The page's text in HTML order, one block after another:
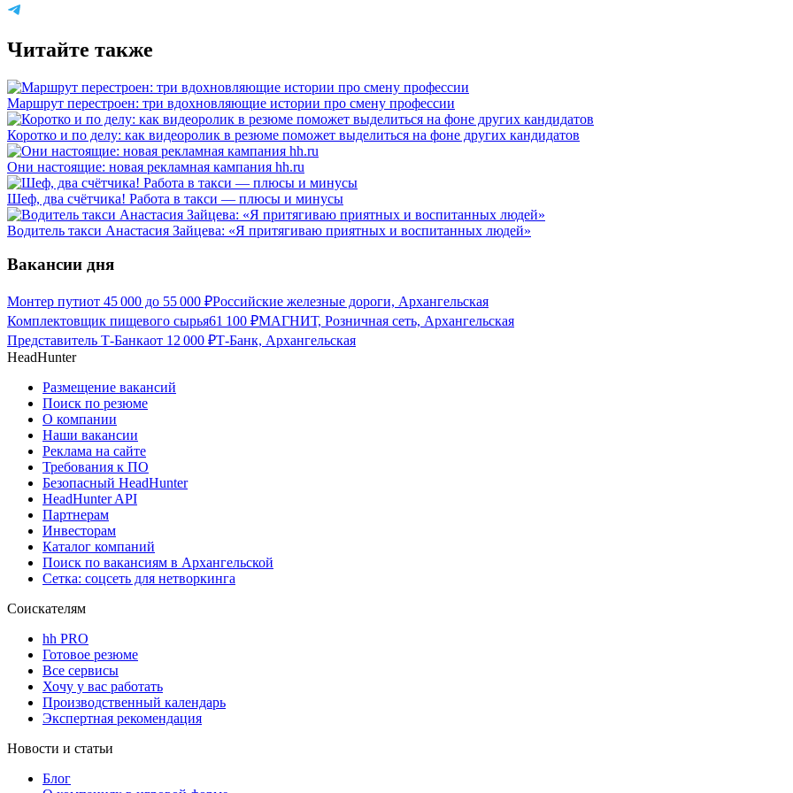
Читайте также
Маршрут перестроен: три вдохновляющие истории про смену профессии
Коротко и по делу: как видеоролик в резюме поможет выделиться на фоне других кандидатов
Они настоящие: новая рекламная кампания hh.ru
Шеф, два счётчика! Работа в такси — плюсы и минусы
Водитель такси Анастасия Зайцева: «Я притягиваю приятных и воспитанных людей»
Вакансии дня
Монтер путиот 45 000 до 55 000 ₽Российские железные дороги, Архангельская
Комплектовщик пищевого сырья61 100 ₽МАГНИТ, Розничная сеть, Архангельская
Представитель Т-Банкаот 12 000 ₽Т-Банк, Архангельская
HeadHunter
Размещение вакансий
Поиск по резюме
О компании
Наши вакансии
Реклама на сайте
Требования к ПО
Безопасный HeadHunter
HeadHunter API
Партнерам
Инвесторам
Каталог компаний
Поиск по вакансиям в Архангельской
Сетка: соцсеть для нетворкинга
Соискателям
hh PRO
Готовое резюме
Все сервисы
Хочу у вас работать
Производственный календарь
Экспертная рекомендация
Новости и статьи
Блог